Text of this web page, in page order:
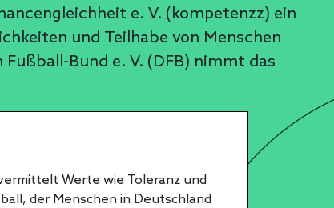
e. V. (kompetenzz) ein
und Teilhabe von Menschen
Bund e. V. (DFB) nimmt das
Werte wie Toleranz und
der Menschen in Deutschland